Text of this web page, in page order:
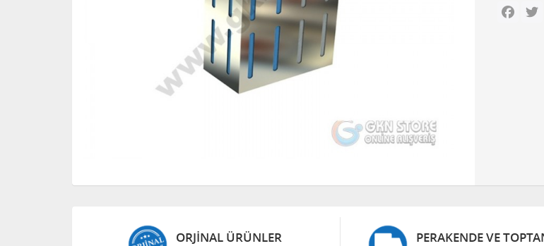
ORJINAL ÜRÜNLER PERAKENDE VE